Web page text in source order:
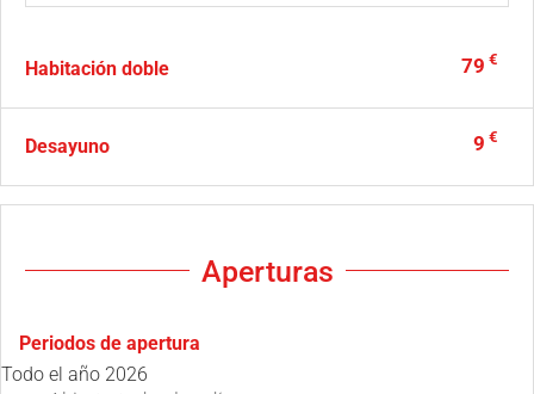
Habitación doble 79 €
Desayuno 9 €
Aperturas
Periodos de apertura
Todo el año 2026